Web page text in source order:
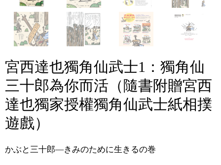
宮西達也獨角仙武士1：獨角仙
三十郎為你而活（隨書附贈宮西
達也獨家授權獨角仙武士紙相撲
遊戲）
かぶと三十郎―きみのために生きるの巻